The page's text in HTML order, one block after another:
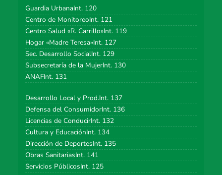
Guardia UrbanaInt. 120
Centro de MonitoreoInt. 121
Centro Salud «R. Carrillo»Int. 119
Hogar «Madre Teresa»Int. 127
Sec. Desarrollo SocialInt. 129
Subsecretaría de la MujerInt. 130
ANAFInt. 131
Desarrollo Local y Prod.Int. 137
Defensa del ConsumidorInt. 136
Licencias de ConducirInt. 132
Cultura y EducaciónInt. 134
Dirección de DeportesInt. 135
Obras SanitariasInt. 141
Servicios PúblicosInt. 125